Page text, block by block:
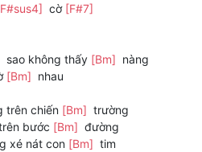
cờ [F#7]
sao không thấy [Bm] nàng
[Bm] nhau
trên chiến [Bm] trường
bước [Bm] đường
xé nát con [Bm] tim